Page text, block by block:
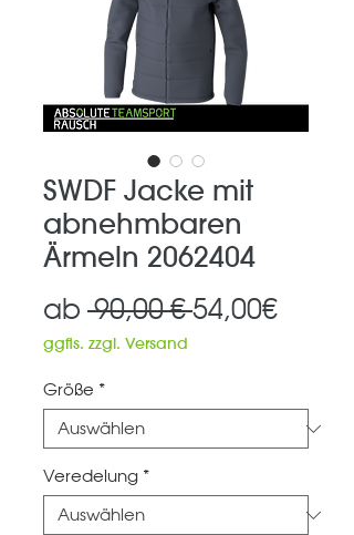
SWDF Jacke mit
abnehmbaren
Ärmeln 2062404
ab 90,00 € 54,00€Sale-
ggfls. zzgl. Versand
Größe *
Veredelung *